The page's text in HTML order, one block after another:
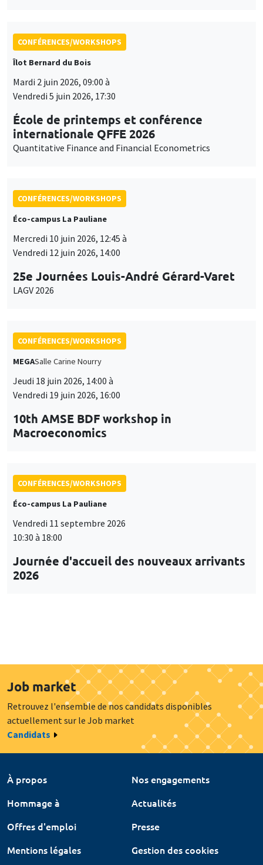
CONFÉRENCES/WORKSHOPS
Îlot Bernard du Bois
Mardi 2 juin 2026, 09:00 à
Vendredi 5 juin 2026, 17:30
École de printemps et conférence
internationale QFFE 2026
Quantitative Finance and Financial Econometrics
CONFÉRENCES/WORKSHOPS
Éco-campus La Pauliane
Mercredi 10 juin 2026, 12:45 à
Vendredi 12 juin 2026, 14:00
25e Journées Louis-André Gérard-Varet
LAGV 2026
CONFÉRENCES/WORKSHOPS
MEGASalle Carine Nourry
Jeudi 18 juin 2026, 14:00 à
Vendredi 19 juin 2026, 16:00
10th AMSE BDF workshop in
Macroeconomics
CONFÉRENCES/WORKSHOPS
Éco-campus La Pauliane
Vendredi 11 septembre 2026
10:30 à 18:00
Journée d'accueil des nouveaux arrivants
2026
Job market
Retrouvez l'ensemble de nos candidats disponibles
actuellement sur le Job market
Candidats
À propos
Nos engagements
Hommage à
Actualités
Offres d'emploi
Presse
Mentions légales
Gestion des cookies